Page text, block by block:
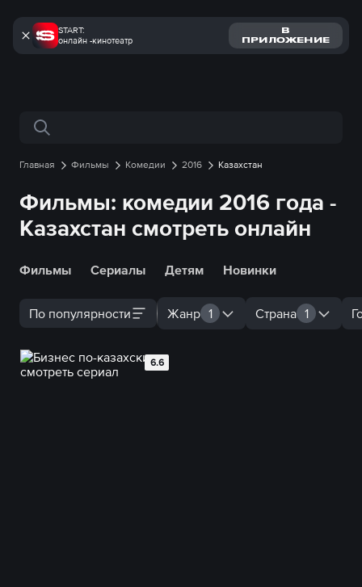
START:
онлайн -кинотеатр
В
ПРИЛОЖЕНИЕ
Поиск по сайту
Главная Фильмы Комедии 2016 Казахстан
Фильмы: комедии 2016 года -
Казахстан смотреть онлайн
Фильмы Сериалы Детям Новинки
По популярности Жанр 1 Страна 1
6.6